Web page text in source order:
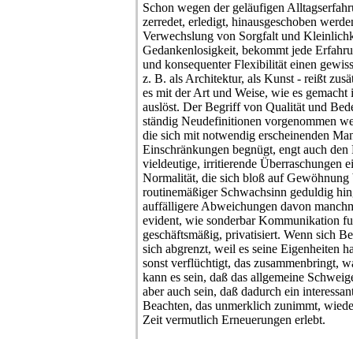
Schon wegen der geläufigen
zerredet, erledigt, hinausgeschoben
Verwechslung von Sorgfalt und
Gedankenlosigkeit, bekommt jede
und konsequenter Flexibilität einen
z. B. als Architektur, als Kunst - reißt
es mit der Art und Weise, wie es
auslöst. Der Begriff von Qualität und
ständig Neudefinitionen vorgenommen
die sich mit notwendig erscheinenden
Einschränkungen begnügt, engt auch
vieldeutige, irritierende Überraschungen
Normalität, die sich bloß auf Gewöhnung
routinemäßiger Schwachsinn geduldig
auffälligere Abweichungen davon
evident, wie sonderbar Kommunikation
geschäftsmäßig, privatisiert. Wenn sich
sich abgrenzt, weil es seine Eigenheiten
sonst verflüchtigt, das zusammenbringt,
kann es sein, daß das allgemeine
aber auch sein, daß dadurch ein
Beachten, das unmerklich zunimmt,
Zeit vermutlich Erneuerungen erlebt.